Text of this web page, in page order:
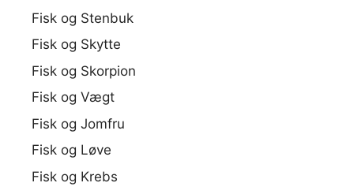
Fisk og Stenbuk
Fisk og Skytte
Fisk og Skorpion
Fisk og Vægt
Fisk og Jomfru
Fisk og Løve
Fisk og Krebs